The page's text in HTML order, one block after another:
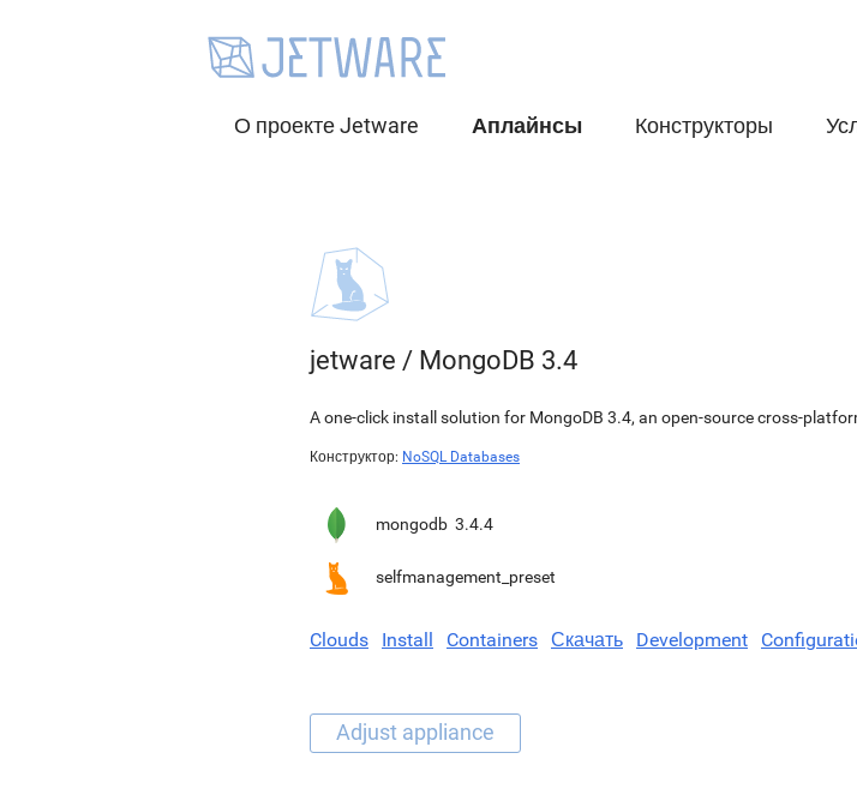
О проекте Jetware Аплайнсы Конструкторы
jetware / MongoDB 3.4
A one-click install solution for MongoDB 3.4, an open-source cross-
Конструктор: NoSQL Databases
mongodb 3.4.4
selfmanagement_preset
Clouds Install Containers Скачать Development